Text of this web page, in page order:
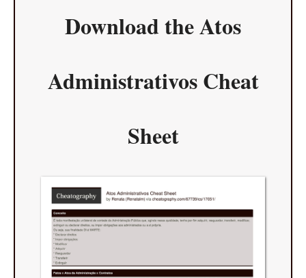
Download theAtos
Administrativos Cheat
Sheet